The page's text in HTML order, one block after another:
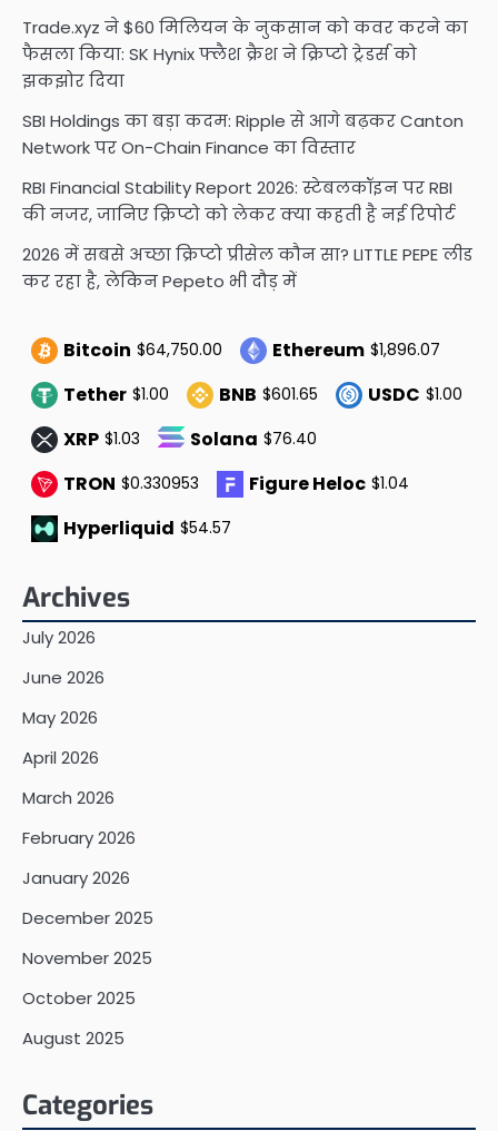
Trade.xyz ने $60 मिलियन के नुकसान को कवर करने का
फैसला किया: SK Hynix फ्लैश क्रैश ने क्रिप्टो ट्रेडर्स को
झकझोर दिया
SBI Holdings का बड़ा कदम: Ripple से आगे बढ़कर Canton
Network पर On-Chain Finance का विस्तार
RBI Financial Stability Report 2026: स्टेबलकॉइन पर RBI
की नजर, जानिए क्रिप्टो को लेकर क्या कहती है नई रिपोर्ट
2026 में सबसे अच्छा क्रिप्टो प्रीसेल कौन सा? LITTLE PEPE लीड
कर रहा है, लेकिन Pepeto भी दौड़ में
Bitcoin $64,750.00 Ethereum $1,896.07
Tether $1.00 BNB $601.65 USDC $1.00
XRP $1.03 Solana $76.40
TRON $0.330953 Figure Heloc $1.04
Hyperliquid $54.57
Archives
July 2026
June 2026
May 2026
April 2026
March 2026
February 2026
January 2026
December 2025
November 2025
October 2025
August 2025
Categories